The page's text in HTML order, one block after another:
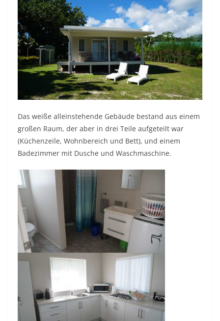
Das weiße alleinstehende Gebäude bestand aus einem
großen Raum, der aber in drei Teile aufgeteilt war
(Küchenzeile, Wohnbereich und Bett), und einem
Badezimmer mit Dusche und Waschmaschine.